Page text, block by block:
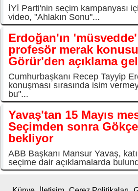
İYİ Parti'nin seçim kampanyası
video, "Ahlakın Sonu"...
Erdoğan'ın
profesör merak
Görür'den açıklama
Cumhurbaşkanı Recep Tayyip
konuşması sırasında isim
bu"...
Yavaş'tan 15 Mayıs
Seçimden sonra
bekliyor
ABB Başkanı Mansur Yavaş,
seçime dair açıklamalarda